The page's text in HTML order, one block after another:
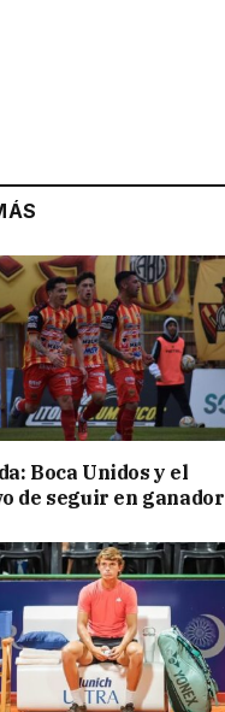
Boca Unidos y el
de seguir en ganador